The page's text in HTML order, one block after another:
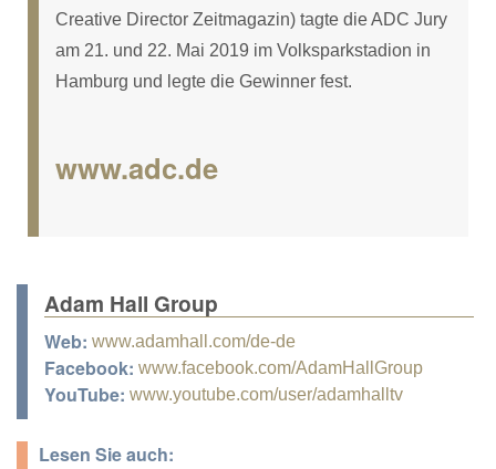
Creative Director Zeitmagazin) tagte die ADC Jury
am 21. und 22. Mai 2019 im Volksparkstadion in
Hamburg und legte die Gewinner fest.
www.adc.de
Adam Hall Group
Web: www.adamhall.com/de-de
Facebook: www.facebook.com/AdamHallGroup
YouTube: www.youtube.com/user/adamhalltv
Lesen Sie auch: